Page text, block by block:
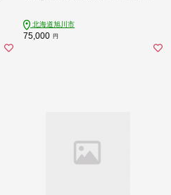
北海道旭川市
75,000 円